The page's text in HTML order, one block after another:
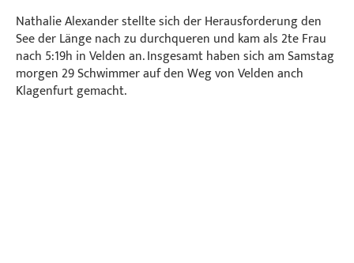
Nathalie Alexander stellte sich der Herausforderung den
See der Länge nach zu durchqueren und kam als 2te Frau
nach 5:19h in Velden an. Insgesamt haben sich am Samstag
morgen 29 Schwimmer auf den Weg von Velden anch
Klagenfurt gemacht.